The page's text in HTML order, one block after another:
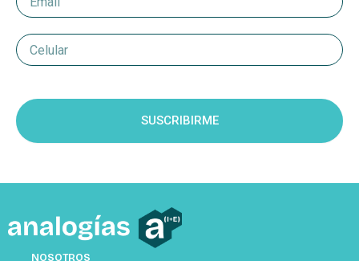
Celular
SUSCRIBIRME
NOSOTROS